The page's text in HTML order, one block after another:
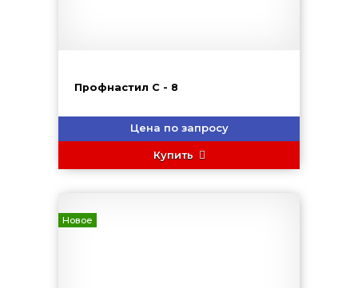
Профнастил C - 8
Цена по запросу
Купить
Новое